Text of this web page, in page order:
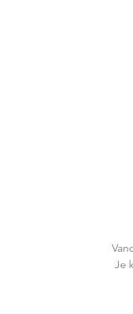
Je